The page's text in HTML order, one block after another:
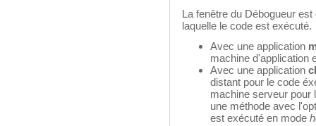
La fenêtre du Débogueur
laquelle le code est exécuté.
Avec une application
machine d'application
Avec une application
distant pour le code
machine serveur pour
une méthode avec
est exécuté en mode